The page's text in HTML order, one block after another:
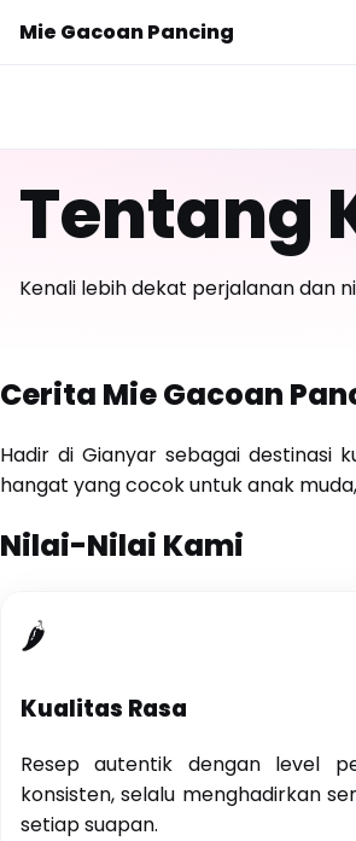
Mie Gacoan Pancing
Tentang
Kenali lebih dekat perjalanan dan
Cerita Mie Gacoan
Hadir di Gianyar sebagai destinasi
hangat yang cocok untuk anak
Nilai-Nilai Kami
🌶️
Kualitas Rasa
Resep autentik dengan level
konsisten, selalu menghadirkan
setiap suapan.